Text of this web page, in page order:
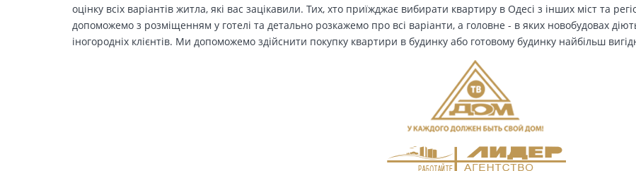
оцінку всіх варіантів житла, які вас зацікавили. Тих, хто приїжджає вибирати квартиру в Одесі з інших міст та
допоможемо з розміщенням у готелі та детально розкажемо про всі варіанти, а головне - в яких новобудовах
іногородніх клієнтів. Ми допоможемо здійснити покупку квартири в будинку або готовому будинку найбільш